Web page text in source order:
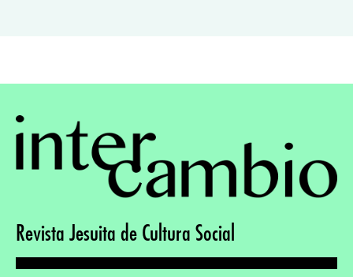
Revista Jesuita de Cultura Social